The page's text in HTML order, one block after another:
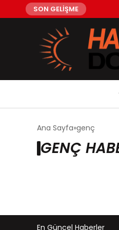
SON GELİŞME
Ana Sayfa genç
GENÇ
En Güncel Haberler